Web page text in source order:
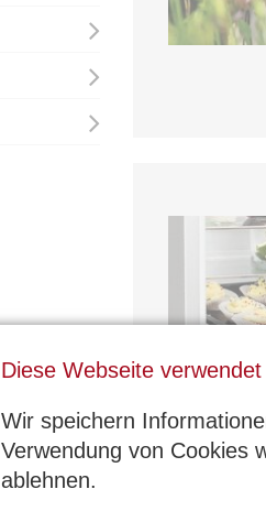
Diese Webseite
Wir speichern
Verwendung von Cookies
ablehnen.